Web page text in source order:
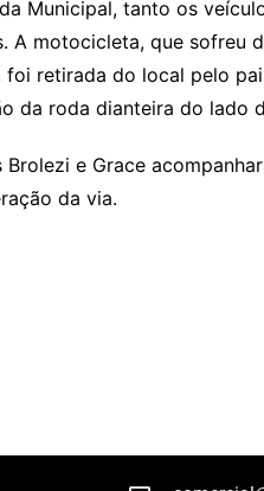
Municipal, tanto os
A motocicleta, que sofreu
foi retirada do local pelo
da roda dianteira do
Brolezi e Grace
da via.